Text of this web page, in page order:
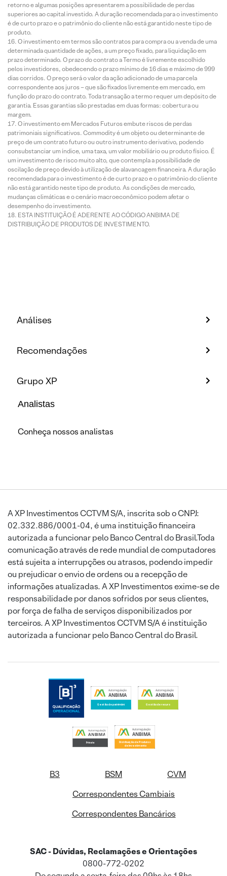
retorno e algumas posições apresentarem a possibilidade de perdas
superiores ao capital investido. A duração recomendada para o investimento
é de curto prazo e o patrimônio do cliente não está garantido neste tipo de
produto.
O investimento em termos são contratos para compra ou a venda de uma
determinada quantidade de ações, a um preço fixado, para liquidação em
prazo determinado. O prazo do contrato a Termo é livremente escolhido
pelos investidores, obedecendo o prazo mínimo de 16 dias e máximo de 999
dias corridos. O preço será o valor da ação adicionado de uma parcela
correspondente aos juros – que são fixados livremente em mercado, em
função do prazo do contrato. Toda transação a termo requer um depósito de
garantia. Essas garantias são prestadas em duas formas: cobertura ou
margem.
O investimento em Mercados Futuros embute riscos de perdas
patrimoniais significativos. Commodity é um objeto ou determinante de
preço de um contrato futuro ou outro instrumento derivativo, podendo
consubstanciar um índice, uma taxa, um valor mobiliário ou produto físico. É
um investimento de risco muito alto, que contempla a possibilidade de
oscilação de preço devido à utilização de alavancagem financeira. A duração
recomendada para o investimento é de curto prazo e o patrimônio do cliente
não está garantido neste tipo de produto. As condições de mercado,
mudanças climáticas e o cenário macroeconômico podem afetar o
desempenho do investimento.
ESTA INSTITUIÇÃO É ADERENTE AO CÓDIGO ANBIMA DE
DISTRIBUIÇÃO DE PRODUTOS DE INVESTIMENTO.
Análises
Recomendações
Grupo XP
Analistas
Conheça nossos analistas
A XP Investimentos CCTVM S/A, inscrita sob o CNPJ:
02.332.886/0001-04, é uma instituição financeira
autorizada a funcionar pelo Banco Central do Brasil.Toda
comunicação através de rede mundial de computadores
está sujeita a interrupções ou atrasos, podendo impedir
ou prejudicar o envio de ordens ou a recepção de
informações atualizadas. A XP Investimentos exime-se de
responsabilidade por danos sofridos por seus clientes,
por força de falha de serviços disponibilizados por
terceiros. A XP Investimentos CCTVM S/A é instituição
autorizada a funcionar pelo Banco Central do Brasil.
B3 BSM
CVM
Correspondentes Cambiais
Correspondentes Bancários
SAC - Dúvidas, Reclamações e Orientações
0800-772-0202